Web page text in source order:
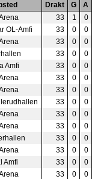
Drakt G
A
33 1
0
OL-Amfi 33 0
0
33 0
0
33 0
0
Amfi 33 0
0
33 0
0
33 0
0
33 0
0
33 0
0
33 0
0
33 0
0
33 0
0
Amfi 33 0
0
33 0
0